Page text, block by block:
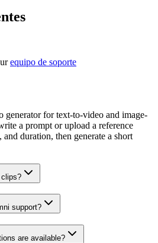
equipo de soporte
for text-to-video and image-
a prompt or upload a reference
duration, then generate a short
support?
are available?